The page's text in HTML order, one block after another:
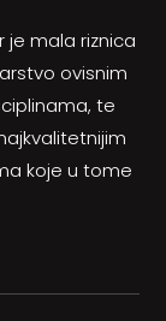
je mala riznica
ovisnim
te
koje u tome